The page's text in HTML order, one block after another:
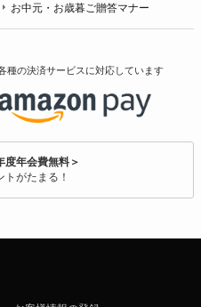
お中元・お歳暮ご贈答マナー
種の決済サービスに対応しています
度年会費無料＞
がたまる！